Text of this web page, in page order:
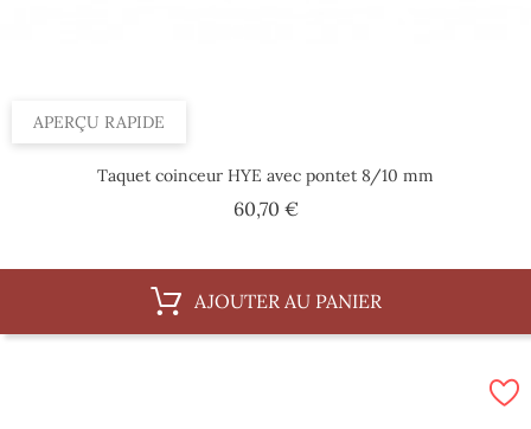
APERÇU RAPIDE
Taquet coinceur HYE avec pontet 8/10 mm
60,70 €Prix
AJOUTER AU PANIER